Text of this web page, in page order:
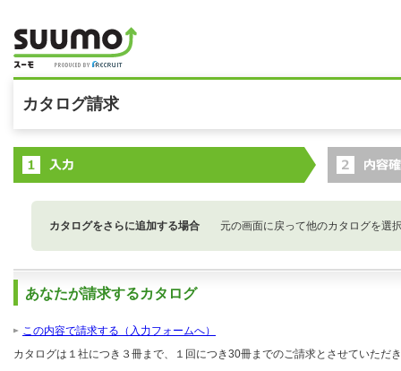
カタログ請求
カタログをさらに追加する場合 元の画面に戻って他のカタログを選
あなたが請求するカタログ
この内容で請求する（入力フォームへ）
カタログは１社につき３冊まで、１回につき30冊までのご請求とさせていただ